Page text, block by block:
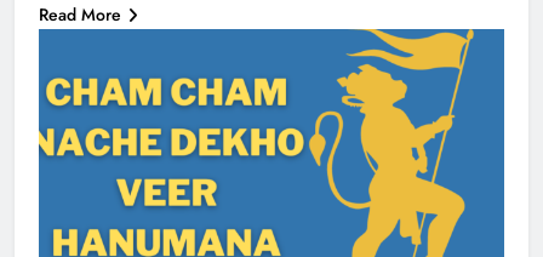
Read More